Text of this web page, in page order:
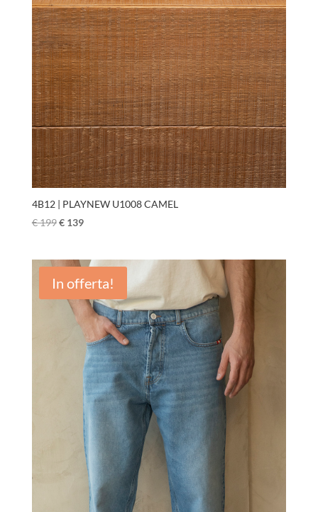
4B12 | PLAYNEW U1008 CAMEL
€199€139
In offerta!